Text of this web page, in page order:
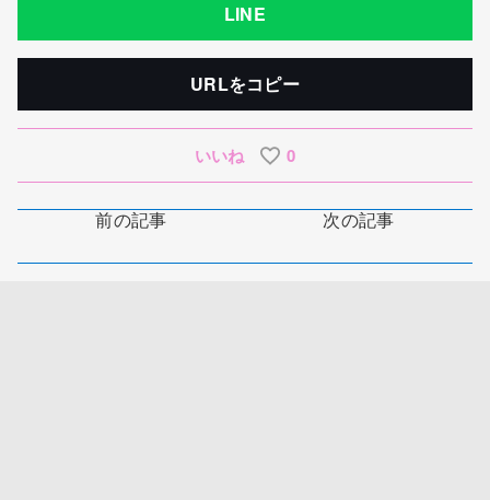
LINE
URLをコピー
いいね 0
前の記事 次の記事